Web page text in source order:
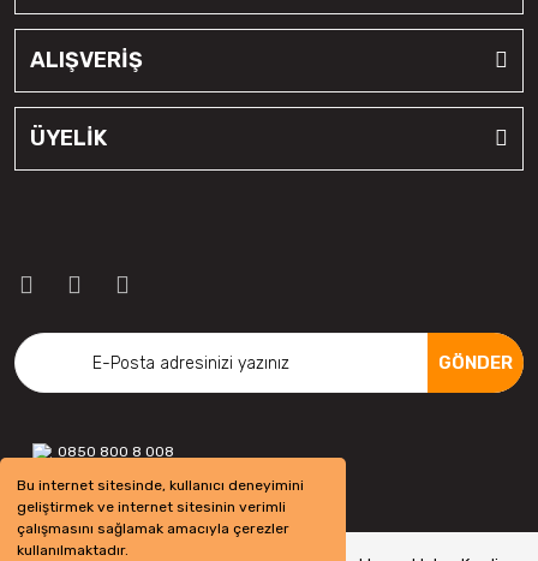
Bu internet sitesinde, kullanıcı deneyimini
geliştirmek ve internet sitesinin verimli
çalışmasını sağlamak amacıyla çerezler
kullanılmaktadır.
ALIŞVERİŞ
ÜYELİK
GÖNDER
0850 800 8 008